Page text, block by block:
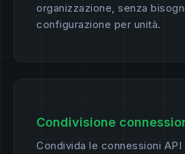
organizzazione, senza
configurazione per unità.
Condivisione
Condivida le connessioni API